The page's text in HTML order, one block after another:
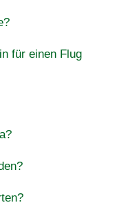
für einen Flug